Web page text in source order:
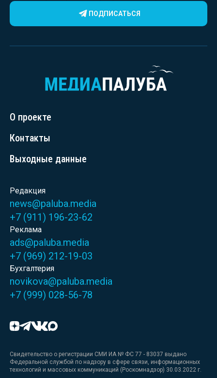
ПОДПИСАТЬСЯ
О проекте
Контакты
Выходные данные
Редакция
news@paluba.media
+7 (911) 196-23-62
Реклама
ads@paluba.media
+7 (969) 212-19-03
Бухгалтерия
novikova@paluba.media
+7 (999) 028-56-78
Свидетельство о регистрации СМИ ИА № ФС 77 - 83037 выдано
Федеральной службой по надзору в сфере связи, информационных
технологий и массовых коммуникаций (Роскомнадзор) 30.03.2022 г.